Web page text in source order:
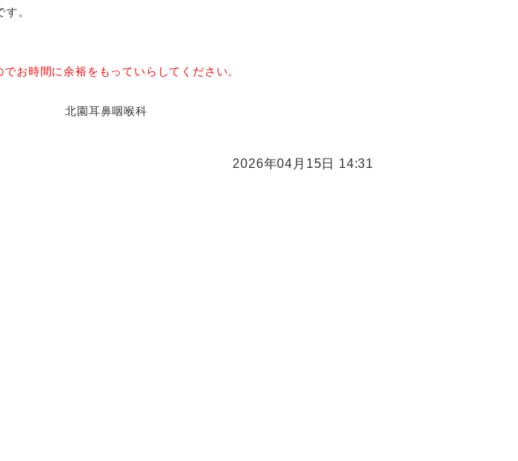
。
お時間に余裕をもっていらしてください。
咽喉科
2026年04月15日 14:31